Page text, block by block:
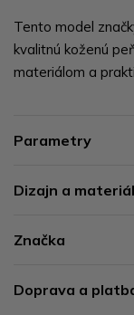
Tento model
kvalitnú koženú
materiálom a
Parametry
Dizajn a materiál
Značka
Doprava a